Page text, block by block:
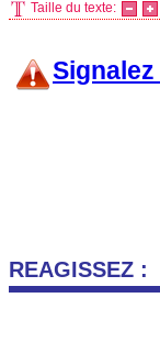
Taille du texte:
REAGISSEZ :